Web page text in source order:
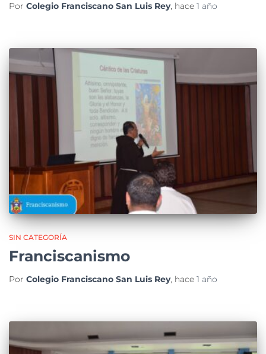
Por Colegio Franciscano San Luis Rey, hace 1 año
SIN CATEGORÍA
Franciscanismo
Por Colegio Franciscano San Luis Rey, hace 1 año